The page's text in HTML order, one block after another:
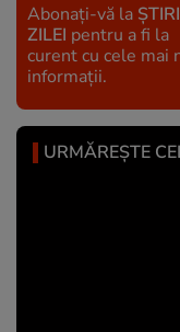
Abonați-vă la
ZILEI pentru a fi la
curent cu cele mai
informații.
URMĂREȘTE